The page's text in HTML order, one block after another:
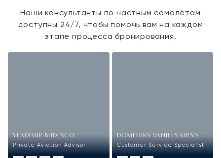
Наши консультанты по частным самолётам
доступны 24/7, чтобы помочь вам на каждом
этапе процесса бронирования.
VLADIMIR BUDESCO
Private Aviation Advisor
DOMENIKS DANIELS KIRSIS
Customer Service Specialist